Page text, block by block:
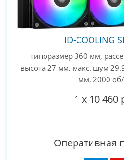
ID-COOLING
типоразмер 360 мм,
высота 27 мм, макс. шум
мм, 2000
1 x 10 460
Оперативная